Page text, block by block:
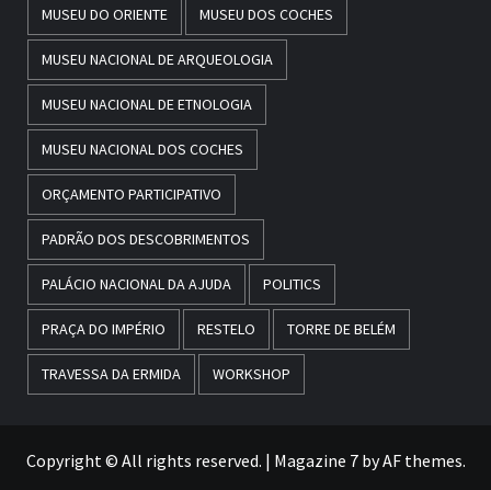
MUSEU DO ORIENTE MUSEU DOS COCHES
MUSEU NACIONAL DE ARQUEOLOGIA
MUSEU NACIONAL DE ETNOLOGIA
MUSEU NACIONAL DOS COCHES
ORÇAMENTO PARTICIPATIVO
PADRÃO DOS DESCOBRIMENTOS
PALÁCIO NACIONAL DA AJUDA POLITICS
PRAÇA DO IMPÉRIO RESTELO TORRE DE BELÉM
TRAVESSA DA ERMIDA WORKSHOP
Copyright © All rights reserved. | Magazine 7by AF themes.